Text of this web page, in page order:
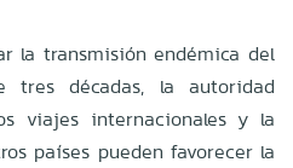
la transmisión endémica del
tres décadas, la autoridad
viajes internacionales y la
países pueden favorecer la